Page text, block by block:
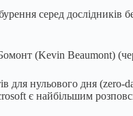
серед дослідників
(Kevin Beaumont)
для нульового дня
є найбільшим